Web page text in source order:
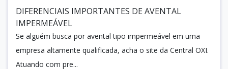
DIFERENCIAIS IMPORTANTES DE AVENTAL
IMPERMEÁVEL
Se alguém busca por avental tipo impermeável em uma
empresa altamente qualificada, acha o site da Central OXI.
Atuando com pre...